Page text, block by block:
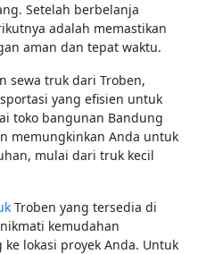
Setelah berbelanja
adalah memastikan
aman dan tepat waktu.
sewa truk dari Troben,
yang efisien untuk
toko bangunan Bandung
memungkinkan Anda untuk
mulai dari truk kecil
Troben yang tersedia di
kemudahan
lokasi proyek Anda. Untuk